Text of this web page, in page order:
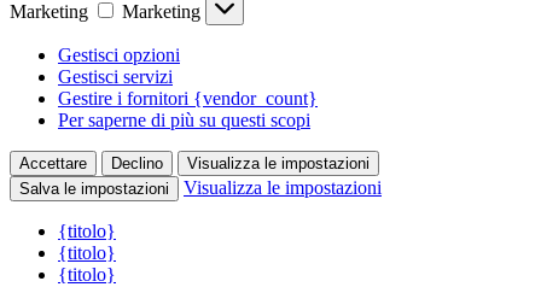
Marketing
Marketing
Gestisci opzioni
Gestisci servizi
Gestire i fornitori {vendor_count}
Per saperne di più su questi scopi
Accettare Declino
Visualizza le impostazioni
Salva le impostazioni
Visualizza le impostazioni
{titolo}
{titolo}
{titolo}